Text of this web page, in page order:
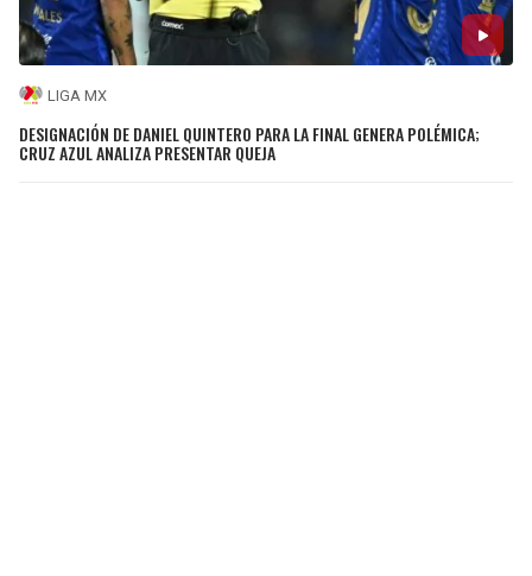
LIGA MX
DESIGNACIÓN DE DANIEL QUINTERO PARA LA FINAL GENERA POLÉMICA;
CRUZ AZUL ANALIZA PRESENTAR QUEJA